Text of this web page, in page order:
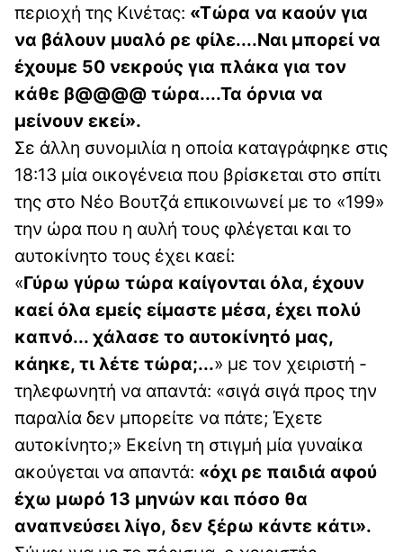
περιοχή της Κινέτας: «Τώρα να καούν για
να βάλουν μυαλό ρε φίλε....Ναι μπορεί να
έχουμε 50 νεκρούς για πλάκα για τον
κάθε β@@@@ τώρα....Τα όρνια να
μείνουν εκεί».
Σε άλλη συνομιλία η οποία καταγράφηκε στις
18:13 μία οικογένεια που βρίσκεται στο σπίτι
της στο Νέο Βουτζά επικοινωνεί με το «199»
την ώρα που η αυλή τους φλέγεται και το
αυτοκίνητο τους έχει καεί:
«Γύρω γύρω τώρα καίγονται όλα, έχουν
καεί όλα εμείς είμαστε μέσα, έχει πολύ
καπνό... χάλασε το αυτοκίνητό μας,
κάηκε, τι λέτε τώρα;...» με τον χειριστή -
τηλεφωνητή να απαντά: «σιγά σιγά προς την
παραλία δεν μπορείτε να πάτε; Έχετε
αυτοκίνητο;» Εκείνη τη στιγμή μία γυναίκα
ακούγεται να απαντά: «όχι ρε παιδιά αφού
έχω μωρό 13 μηνών και πόσο θα
αναπνεύσει λίγο, δεν ξέρω κάντε κάτι».